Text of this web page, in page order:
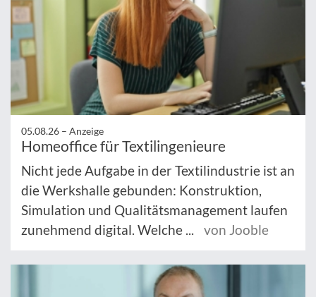
05.08.26 – Anzeige
Homeoffice für Textilingenieure
Nicht jede Aufgabe in der Textilindustrie ist an
die Werkshalle gebunden: Konstruktion,
Simulation und Qualitätsmanagement laufen
zunehmend digital. Welche ...
von Jooble